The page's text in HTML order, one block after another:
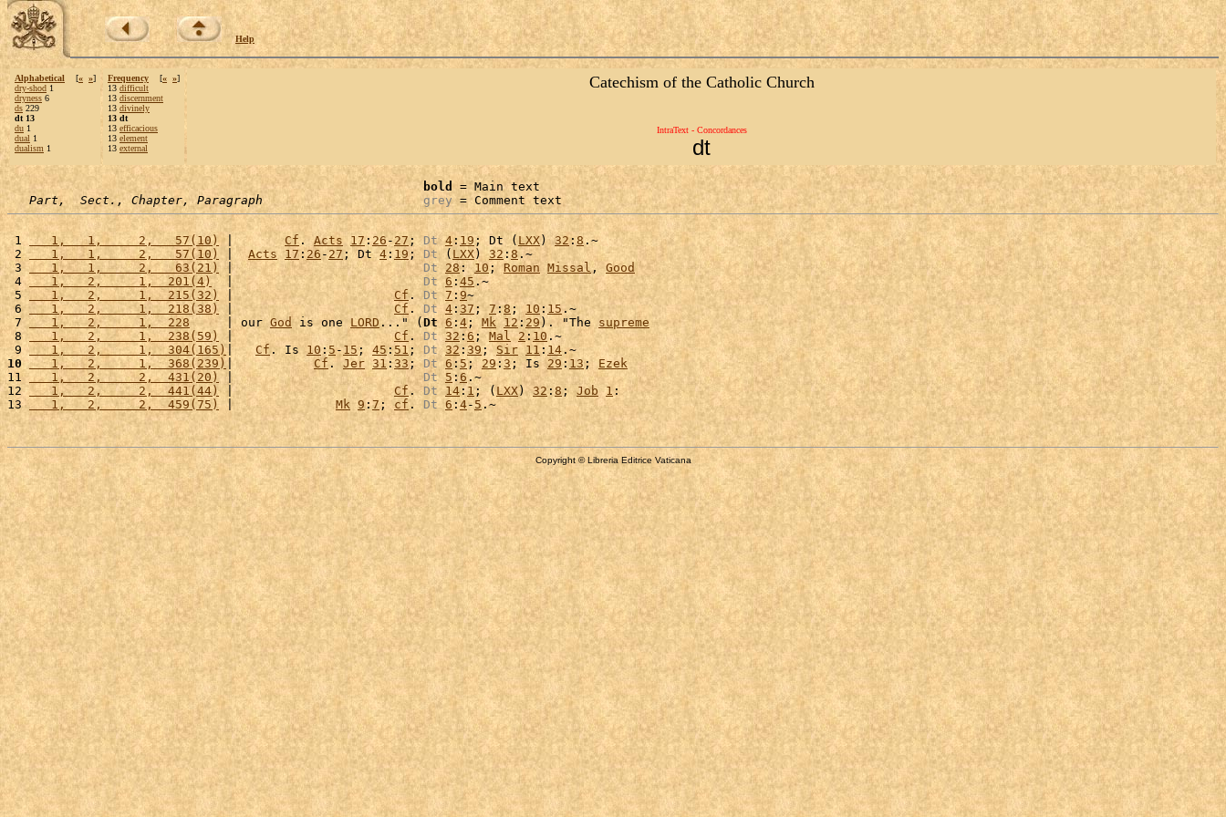
Help
Alphabetical [« »]
dry-shod 1
dryness 6
ds 229
dt 13
du 1
dual 1
dualism 1
Frequency [« »]
13 difficult
13 discernment
13 divinely
13 dt
13 efficacious
13 element
13 external
Catechism of the Catholic Church
IntraText - Concordances
dt
bold
= Main text
Part,  Sect., Chapter, Paragraph
grey = Comment text
1
   1,   1,     2,   57(10)
| Cf . Acts 17 : 26- 27 ; Dt 4: 19; Dt ( LXX) 32: 8 .~
2
   1,   1,     2,   57(10)
| Acts 17: 26 - 27 ; Dt 4 : 19 ; Dt ( LXX) 32 : 8 .~
3
   1,   1,     2,   63(21)
| Dt 28: 10 ; Roman Missal, Good
4
   1,   2,     1,  201(4)
  |
Dt 6 : 45 .~
5
   1,   2,     1,  215(32)
| Cf. Dt 7 : 9~
6
   1,   2,     1,  218(38)
| Cf. Dt 4: 37 ; 7 :8 ; 10 : 15 .~
7
   1,   2,     1,  228
     | our
God is one LORD ..." (Dt 6: 4 ; Mk 12: 29). "The supreme
8
   1,   2,     1,  238(59)
| Cf . Dt 32 :6 ; Mal 2 : 10 .~
9
   1,   2,     1,  304(165)
| Cf . Is 10 : 5 -15 ; 45 : 51 ; Dt 32 : 39 ; Sir 11 : 14
10
   1,   2,     1,  368(239)
| Cf . Jer 31 :33 ; Dt 6 : 5; 29: 3 ; Is 29 : 13 ; Ezek
11
   1,   2,     2,  431(20)
| Dt 5:6.~
12
   1,   2,     2,  441(44)
| Cf. Dt 14 : 1; ( LXX) 32: 8 ; Job 1 :
13
   1,   2,     2,  459(75)
| Mk 9 :7 ; cf . Dt 6 :4- 5
Copyright © Libreria Editrice Vaticana